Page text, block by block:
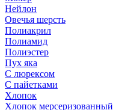
Нейлон
Овечья шерсть
Полиакрил
Полиамид
Полиэстер
Пух яка
С люрексом
С пайетками
Хлопок
Хлопок мерсеризованный